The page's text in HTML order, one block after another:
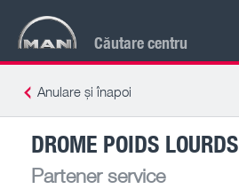
Căutare centru
Anulare și înapoi
DROME POIDS LOURDS
Partener service